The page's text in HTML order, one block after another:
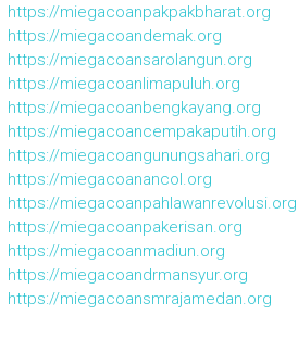
https://miegacoanpakpakbharat.org
https://miegacoandemak.org
https://miegacoansarolangun.org
https://miegacoanlimapuluh.org
https://miegacoanbengkayang.org
https://miegacoancempakaputih.org
https://miegacoangunungsahari.org
https://miegacoanancol.org
https://miegacoanpahlawanrevolusi.org
https://miegacoanpakerisan.org
https://miegacoanmadiun.org
https://miegacoandrmansyur.org
https://miegacoansmrajamedan.org